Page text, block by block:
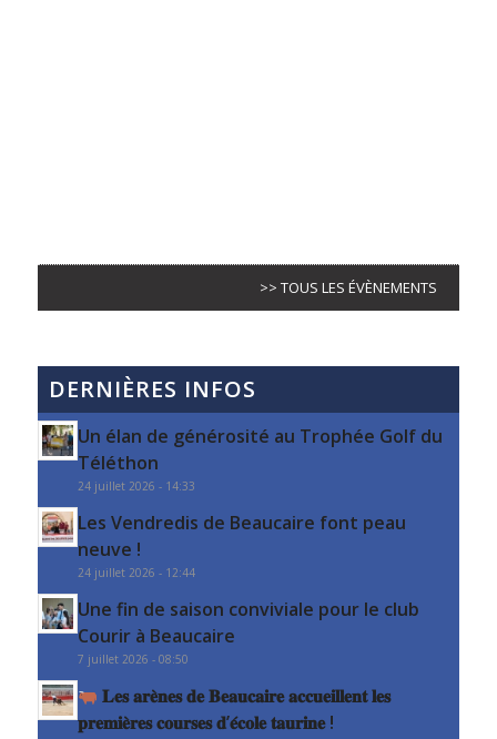
>> TOUS LES ÉVÈNEMENTS
DERNIÈRES INFOS
Un élan de générosité au Trophée Golf du
Téléthon
24 juillet 2026 - 14:33
Les Vendredis de Beaucaire font peau
neuve !
24 juillet 2026 - 12:44
Une fin de saison conviviale pour le club
Courir à Beaucaire
7 juillet 2026 - 08:50
𝐋𝐞𝐬 𝐚𝐫𝐞̀𝐧𝐞𝐬 𝐝𝐞 𝐁𝐞𝐚𝐮𝐜𝐚𝐢𝐫𝐞 𝐚𝐜𝐜𝐮𝐞𝐢𝐥𝐥𝐞𝐧𝐭 𝐥𝐞𝐬
𝐩𝐫𝐞𝐦𝐢𝐞̀𝐫𝐞𝐬 𝐜𝐨𝐮𝐫𝐬𝐞𝐬 𝐝’𝐞́𝐜𝐨𝐥𝐞 𝐭𝐚𝐮𝐫𝐢𝐧𝐞 !